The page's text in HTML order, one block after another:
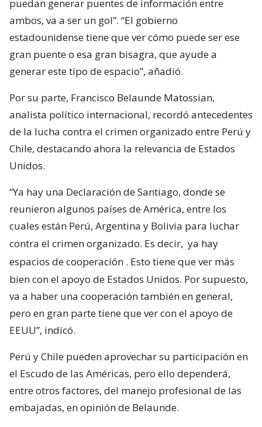
puedan generar puentes de información entre
ambos, va a ser un gol”. “El gobierno
estadounidense tiene que ver cómo puede ser ese
gran puente o esa gran bisagra, que ayude a
generar este tipo de espacio”, añadió.
Por su parte, Francisco Belaunde Matossian,
analista político internacional, recordó antecedentes
de la lucha contra el crimen organizado entre Perú y
Chile, destacando ahora la relevancia de Estados
Unidos.
“Ya hay una Declaración de Santiago, donde se
reunieron algunos países de América, entre los
cuales están Perú, Argentina y Bolivia para luchar
contra el crimen organizado. Es decir, ya hay
espacios de cooperación . Esto tiene que ver más
bien con el apoyo de Estados Unidos. Por supuesto,
va a haber una cooperación también en general,
pero en gran parte tiene que ver con el apoyo de
EEUU”, indicó.
Perú y Chile pueden aprovechar su participación en
el Escudo de las Américas, pero ello dependerá,
entre otros factores, del manejo profesional de las
embajadas, en opinión de Belaunde.